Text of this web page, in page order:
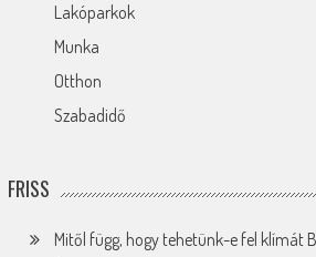
Lakóparkok
Munka
Otthon
Szabadidő
FRISS
Mitől függ, hogy tehetünk-e fel klímát